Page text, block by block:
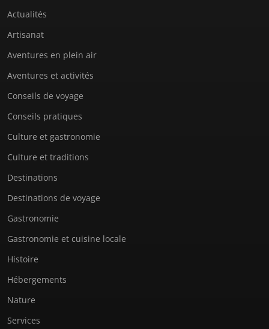
Actualités
Artisanat
Aventures en plein air
Aventures et activités
Conseils de voyage
Conseils pratiques
Culture et gastronomie
Culture et traditions
Destinations
Destinations de voyage
Gastronomie
Gastronomie et cuisine locale
Histoire
Hébergements
Nature
Services